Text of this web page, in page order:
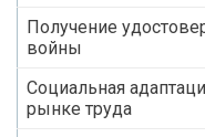
Получение
войны
Социальная
рынке труда